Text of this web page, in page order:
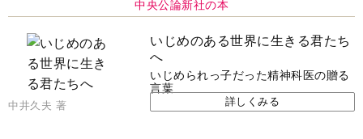
ル」を発売